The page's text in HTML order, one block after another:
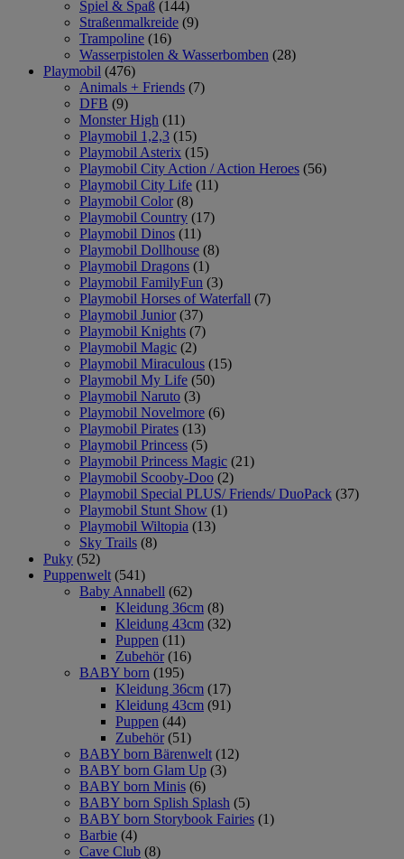
Spiel & Spaß (144)
Straßenmalkreide (9)
Trampoline (16)
Wasserpistolen & Wasserbomben (28)
Playmobil (476)
Animals + Friends (7)
DFB (9)
Monster High (11)
Playmobil 1,2,3 (15)
Playmobil Asterix (15)
Playmobil City Action / Action Heroes (56)
Playmobil City Life (11)
Playmobil Color (8)
Playmobil Country (17)
Playmobil Dinos (11)
Playmobil Dollhouse (8)
Playmobil Dragons (1)
Playmobil FamilyFun (3)
Playmobil Horses of Waterfall (7)
Playmobil Junior (37)
Playmobil Knights (7)
Playmobil Magic (2)
Playmobil Miraculous (15)
Playmobil My Life (50)
Playmobil Naruto (3)
Playmobil Novelmore (6)
Playmobil Pirates (13)
Playmobil Princess (5)
Playmobil Princess Magic (21)
Playmobil Scooby-Doo (2)
Playmobil Special PLUS/ Friends/ DuoPack (37)
Playmobil Stunt Show (1)
Playmobil Wiltopia (13)
Sky Trails (8)
Puky (52)
Puppenwelt (541)
Baby Annabell (62)
Kleidung 36cm (8)
Kleidung 43cm (32)
Puppen (11)
Zubehör (16)
BABY born (195)
Kleidung 36cm (17)
Kleidung 43cm (91)
Puppen (44)
Zubehör (51)
BABY born Bärenwelt (12)
BABY born Glam Up (3)
BABY born Minis (6)
BABY born Splish Splash (5)
BABY born Storybook Fairies (1)
Barbie (4)
Cave Club (8)